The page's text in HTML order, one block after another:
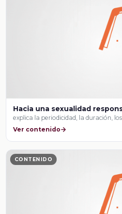
Hacia una sexualidad
explica la periodicidad, la duración,
Ver contenido
CONTENIDO